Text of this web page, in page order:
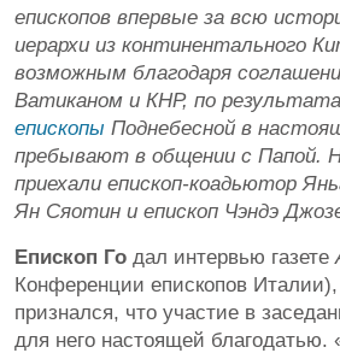
епископов впервые за всю
иерархи из континентального
возможным благодаря
Ватиканом и КНР, по
епископы Поднебесной в
пребывают в общении с Папой.
приехали епископ-коадьютор
Ян Сяотин и епископ Чэндэ
Епископ Го дал интервью газете
Конференции епископов Италии),
признался, что участие в
для него настоящей благодатью.